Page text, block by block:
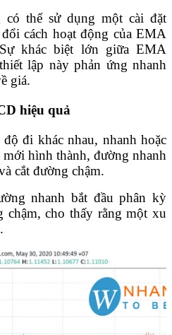
có thể sử dụng một cài đặt
cách hoạt động của EMA
khác biệt lớn giữa EMA
lập này phản ứng nhanh
giá.
hiệu quả
đi khác nhau, nhanh hoặc
hình thành, đường nhanh
cắt đường chậm.
nhanh bắt đầu phân kỳ
chậm, cho thấy rằng một xu